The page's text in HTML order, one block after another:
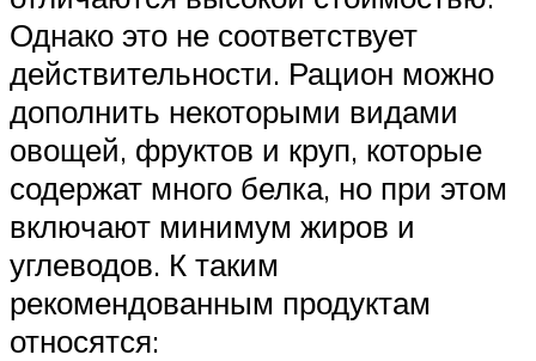
Однако это не соответствует
действительности. Рацион можно
дополнить некоторыми видами
овощей, фруктов и круп, которые
содержат много белка, но при этом
включают минимум жиров и
углеводов. К таким
рекомендованным продуктам
относятся: